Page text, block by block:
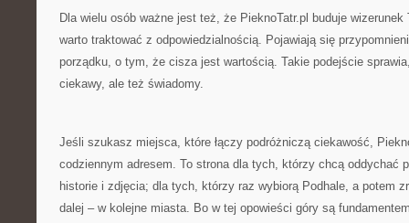
Dla wielu osób ważne jest też, że PieknoTatr.pl buduje
warto traktować z odpowiedzialnością. Pojawiają się
porządku, o tym, że cisza jest wartością. Takie podejście
ciekawy, ale też świadomy.
Jeśli szukasz miejsca, które łączy podróżniczą ciekawość,
codziennym adresem. To strona dla tych, którzy chcą oddychać
historie i zdjęcia; dla tych, którzy raz wybiorą Podhale, a potem
dalej – w kolejne miasta. Bo w tej opowieści góry są